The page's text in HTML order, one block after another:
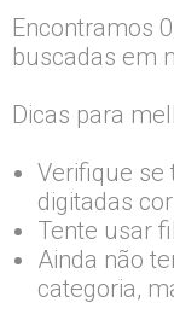
Encontramos
buscadas em
Dicas para
Verifique se
digitadas
Tente usar
Ainda não
categoria,